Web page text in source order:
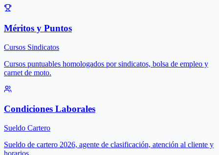
Méritos y Puntos
Cursos Sindicatos
Cursos puntuables homologados por sindicatos, bolsa de empleo y
carnet de moto.
Condiciones Laborales
Sueldo Cartero
Sueldo de cartero 2026, agente de clasificación, atención al cliente y
horarios.